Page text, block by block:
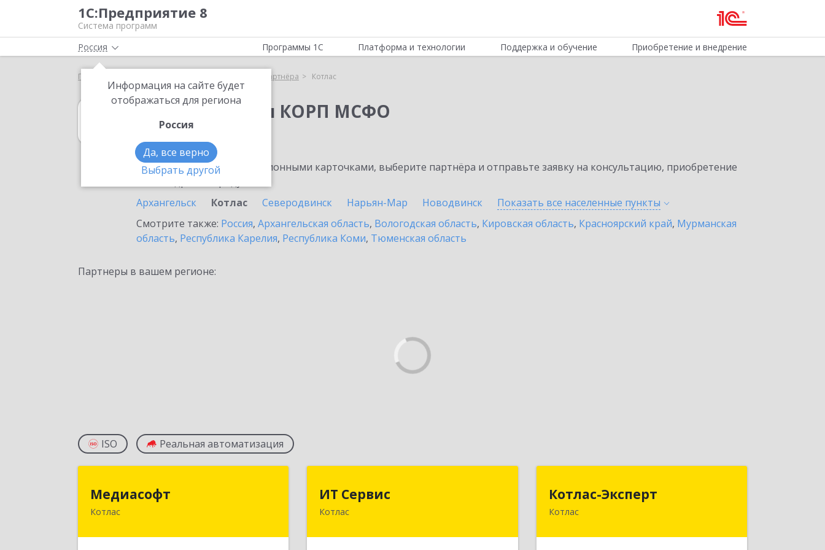
1С:Предприятие 8
Система программ
Россия
Информация на сайте будет
отображаться для региона
Россия
Да, все верно
Выбрать другой
Программы 1С Платформа и технологии Поддержка и обучение Приобретение и внедрение
Главная Выбор партнёра Котлас
1С:Бухгалтерия КОРП МСФО
в Котласе
Ознакомьтесь с информационными карточками, выберите партнёра и отправьте заявку на консультацию, приобретение
Архангельск
Котлас Северодвинск Нарьян-Мар Новодвинск Показать все населенные пункты
Смотрите также: Россия, Архангельская область, Вологодская область, Кировская область, Красноярский край, Мурманская
область, Республика Карелия, Республика Коми, Тюменская область
Партнеры в вашем регионе:
ISO Реальная автоматизация
Медиасофт
Котлас
165300, Архангельская обл, Котлас г,
ИТ Сервис
Котлас
Котлас-Эксперт
Котлас